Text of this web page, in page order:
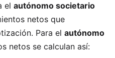
el autónomo societario
netos que
Para el autónomo
netos se calculan así: